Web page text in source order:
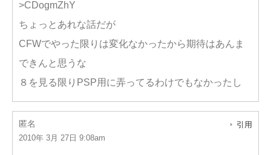
>CDogmZhY
ちょっとあれな話だが
CFWでやった限りは変化なかったから期待はあんま
できんと思うな
８を見る限りPSP用に弄ってるわけでもなかったし
匿名
2010年 3月 27日 9:08am
引用